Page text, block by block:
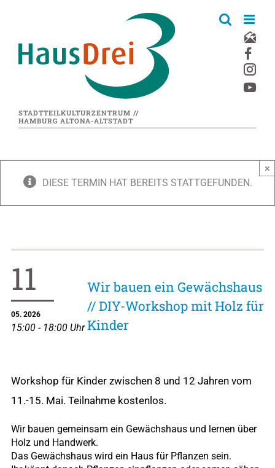
STADTTEILKULTURZENTRUM //
HAMBURG ALTONA-ALTSTADT
DIESE TERMIN HAT BEREITS STATTGEFUNDEN.
×
11
05. 2026
15:00 - 18:00 Uhr
Wir bauen ein Gewächshaus
// DIY-Workshop mit Holz für
Kinder
Workshop für Kinder zwischen 8 und 12 Jahren vom
11.-15. Mai. Teilnahme kostenlos.
Wir bauen gemeinsam ein Gewächshaus und lernen über
Holz und Handwerk.
Das Gewächshaus wird ein Haus für Pflanzen sein.